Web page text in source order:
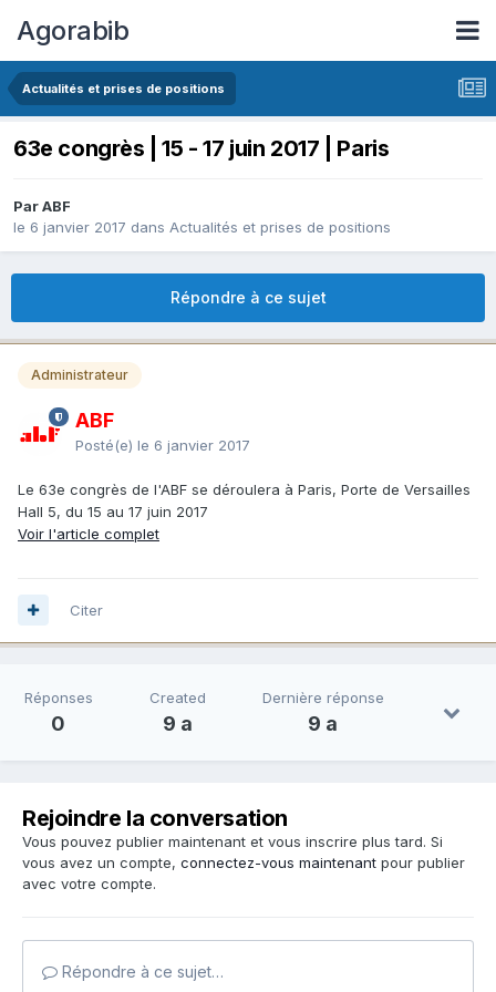
Agorabib
Actualités et prises de positions
63e congrès | 15 - 17 juin 2017 | Paris
Par ABF
le 6 janvier 2017 dans Actualités et prises de positions
Répondre à ce sujet
Administrateur
ABF
Posté(e) le 6 janvier 2017
Le 63e congrès de l'ABF se déroulera à Paris, Porte de Versailles
Hall 5, du 15 au 17 juin 2017
Voir l'article complet
Citer
Réponses
0
Created
9 a
Dernière réponse
9 a
Rejoindre la conversation
Vous pouvez publier maintenant et vous inscrire plus tard. Si
vous avez un compte, connectez-vous maintenant pour publier
avec votre compte.
Répondre à ce sujet…